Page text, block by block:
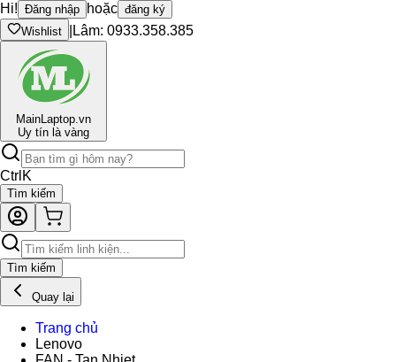
Hi! Đăng nhập hoặc đăng ký
Wishlist
Lâm: 0933.358.385
MainLaptop.vn
Uy tín là vàng
Ctrl K
Tìm kiếm
Tìm kiếm
Quay lại
Trang chủ
Lenovo